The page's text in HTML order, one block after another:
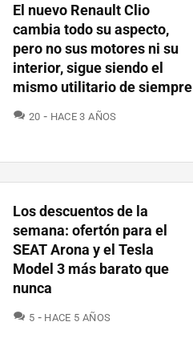
El nuevo Renault Clio
cambia todo su aspecto,
pero no sus motores ni su
interior, sigue siendo el
mismo utilitario de siempre
20 COMENTARIOS
HACE 3 AÑOS
Los descuentos de la
semana: ofertón para el
SEAT Arona y el Tesla
Model 3 más barato que
nunca
5 COMENTARIOS
HACE 5 AÑOS